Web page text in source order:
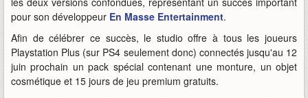
pour son développeur En Masse Entertainment.
Afin de célébrer ce succès, le studio offre à tous les joueurs
Playstation Plus (sur PS4 seulement donc) connectés jusqu'au 12
juin prochain un pack spécial contenant une monture, un objet
cosmétique et 15 jours de jeu premium gratuits.